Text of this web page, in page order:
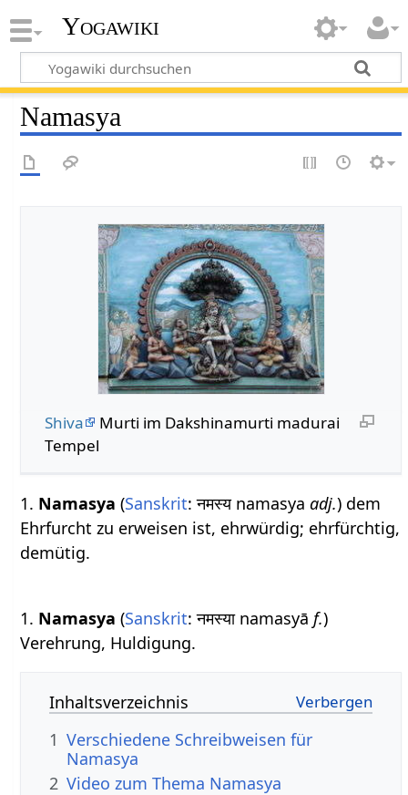
Yogawiki
Namasya
Shiva
Murti im Dakshinamurti madurai
Tempel
1. Namasya (Sanskrit: नमस्य namasyaadj.) dem
Ehrfurcht zu erweisen ist, ehrwürdig; ehrfürchtig,
demütig.
1. Namasya (Sanskrit: नमस्या namasyāf.)
Verehrung, Huldigung.
Inhaltsverzeichnis
1 Verschiedene Schreibweisen für
Namasya
2 Video zum Thema Namasya